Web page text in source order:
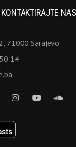
NAS
71000 Sarajevo
14